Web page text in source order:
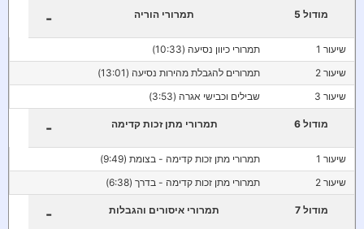
מודול 5 תמרורי הוריה -
שיעור 1
תמרורי כיוון נסיעה (10:33)
שיעור 2
תמרורים להגבלת מהירות נסיעה (13:01)
שיעור 3
שבילים וכבישי אגרה (3:53)
מודול 6 תמרורי מתן זכות קדימה -
שיעור 1
תמרורי מתן זכות קדימה - בצומת (9:49)
שיעור 2
תמרורי מתן זכות קדימה - בדרך (6:38)
מודול 7 תמרורי איסורים והגבלות -